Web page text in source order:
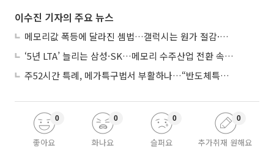
이수진 기자의 주요 뉴스
메모리값 폭등에 달라진 셈법…갤럭시는 원가 절감·아이폰은 서비스 확대
‘5년 LTA’ 늘리는 삼성·SK…메모리 수주산업 전환 속 다른 셈법
주52시간 특례, 메가특구법서 부활하나…“반도체특별법 담겨야”
좋아요
0
화나요
0
슬퍼요
0
추가취재 원해요
0